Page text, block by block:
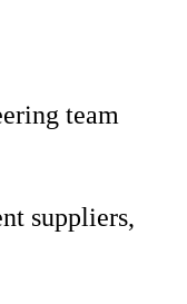
team
suppliers,